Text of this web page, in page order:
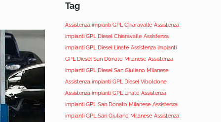
Tag
Assistenza impianti GPL Chiaravalle Assistenza
impianti GPL Diesel Chiaravalle Assistenza
impianti GPL Diesel Linate Assistenza impianti
GPL Diesel San Donato Milanese Assistenza
impianti GPL Diesel San Giuliano Milanese
Assistenza impianti GPL Diesel Viboldone
Assistenza impianti GPL Linate Assistenza
impianti GPL San Donato Milanese Assistenza
impianti GPL San Giuliano Milanese Assistenza